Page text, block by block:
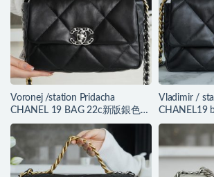
Voronej /station Pridacha
CHANEL 19 BAG 22c新版銀色配
飾
Vladimir /
CHANEL19